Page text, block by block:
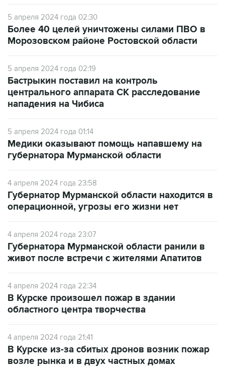
Морозовском районе Ростовской области
5 апреля 2024 года 02:19
центрального аппарата СК расследование
нападения на Чибиса
5 апреля 2024 года 01:14
губернатора Мурманской области
4 апреля 2024 года 23:58
операционной, угрозы его жизни нет
4 апреля 2024 года 23:07
живот после встречи с жителями Апатитов
4 апреля 2024 года 22:34
областного центра творчества
4 апреля 2024 года 21:41
возле рынка и в двух частных домах